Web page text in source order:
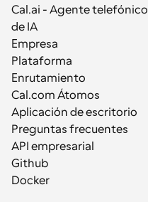
Cal.ai - Agente telefónico
de IA
Empresa
Plataforma
Enrutamiento
Cal.com Átomos
Aplicación de escritorio
Preguntas frecuentes
API empresarial
Github
Docker